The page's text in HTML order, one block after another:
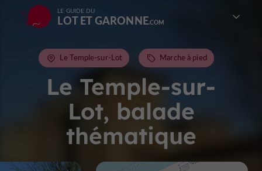
LE GUIDE DU
LOT ET GARONNE
Le Temple-sur-
Lot, balade
thématique
Le Temple-sur-Lot Marche à pied